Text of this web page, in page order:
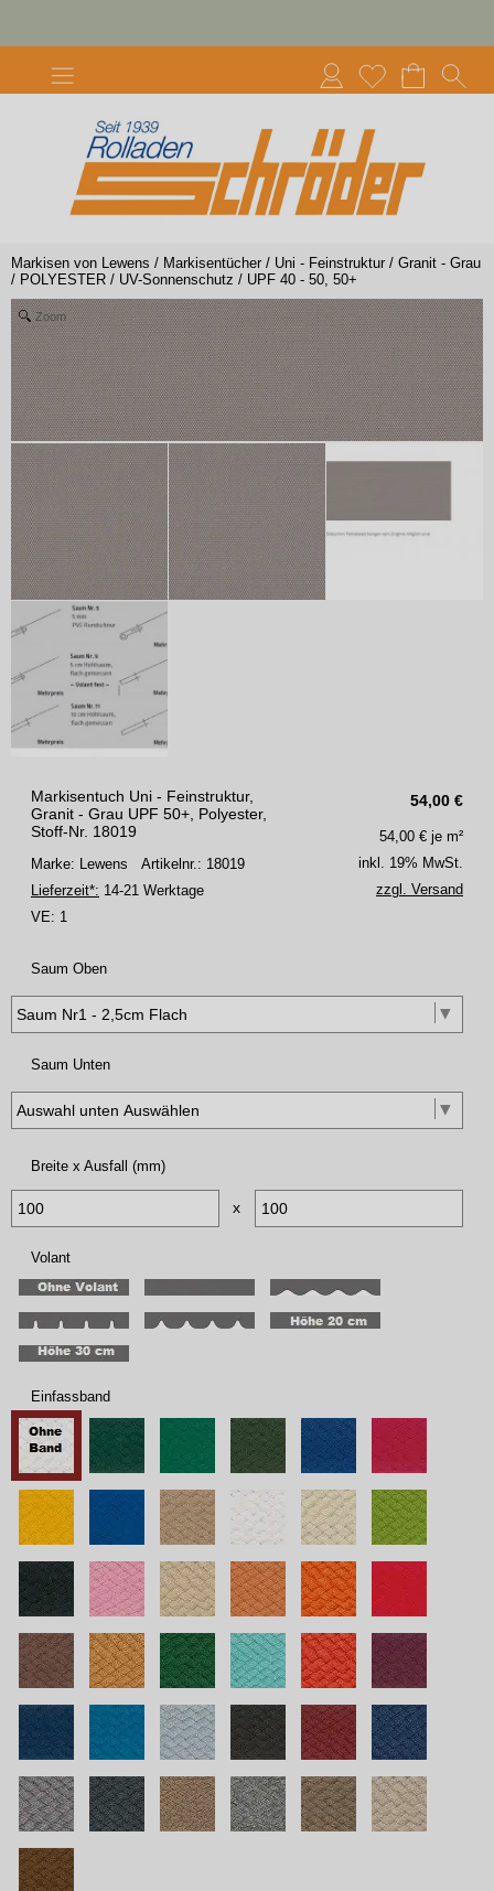
Markisen von Lewens / Markisentücher / Uni - Feinstruktur / Granit - Grau
/ POLYESTER / UV-Sonnenschutz / UPF 40 - 50, 50+
Zoom
54,00 €
Markisentuch Uni - Feinstruktur,
Granit - Grau UPF 50+, Polyester,
Stoff-Nr. 18019
Marke: Lewens Artikelnr.: 18019
Lieferzeit*: 14-21 Werktage
VE: 1
54,00 € je m²
inkl. 19% MwSt.
zzgl. Versand
Saum Oben
Saum Unten
Breite x Ausfall (mm)
x
Volant
Einfassband